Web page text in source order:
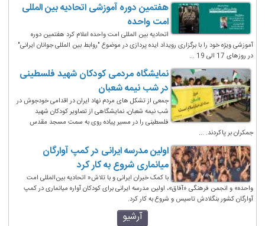
هفتمین دوره آموزشی اتحادیه بین المللی
امت واحده
اتحادیه بین المللی امت واحده اعلام کرد هفتمین دوره
آموزشی ویژه خود را با برگزاری رویداد ایده پردازی در موضوع "روابط بین المللی جوانان ایرانی"
در روزهای 17 الی 19 ...
نمایشگاه مردمی کودکان شهید فلسطینی
در شب نیمه شعبان
جمعی از تشکل های مردم نهاد ایران در اقدامی خودجوش در
شب نیمه شعبان، نمایشگاهی از تصاویر کودکان شهید
فلسطینی را در مسیر پیاده روی به سمت مسجد مقدس
جمکران بر پاکردند. ...
اولین مدرسه ایرانی در کمپ آوارگان
میانماری شروع به کار کرد
با کمک خیران ایرانی و با تلاش« اتحادیه بین‌المللی امت
واحده» و انجمن فرهنگی «آفاق»، اولین مدرسه ایرانی برای کودکان آواره میانماری در کمپ
آوارگان کشور بنگلادش تاسیس و شروع به کار کرد.
آرشیو